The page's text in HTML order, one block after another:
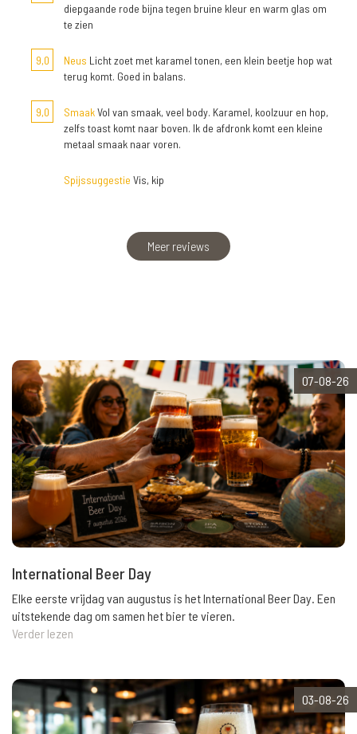
diepgaande rode bijna tegen bruine kleur en warm glas om
te zien
9,0 Neus Licht zoet met karamel tonen, een klein beetje hop wat
terug komt. Goed in balans.
9,0 SmaakVol van smaak, veel body. Karamel, koolzuur en hop,
zelfs toast komt naar boven. Ik de afdronk komt een kleine
metaal smaak naar voren.
Spijssuggestie Vis, kip
Meer reviews
07-08-26
International Beer Day
Elke eerste vrijdag van augustus is het International Beer Day. Een
uitstekende dag om samen het bier te vieren.
Verder lezen
03-08-26